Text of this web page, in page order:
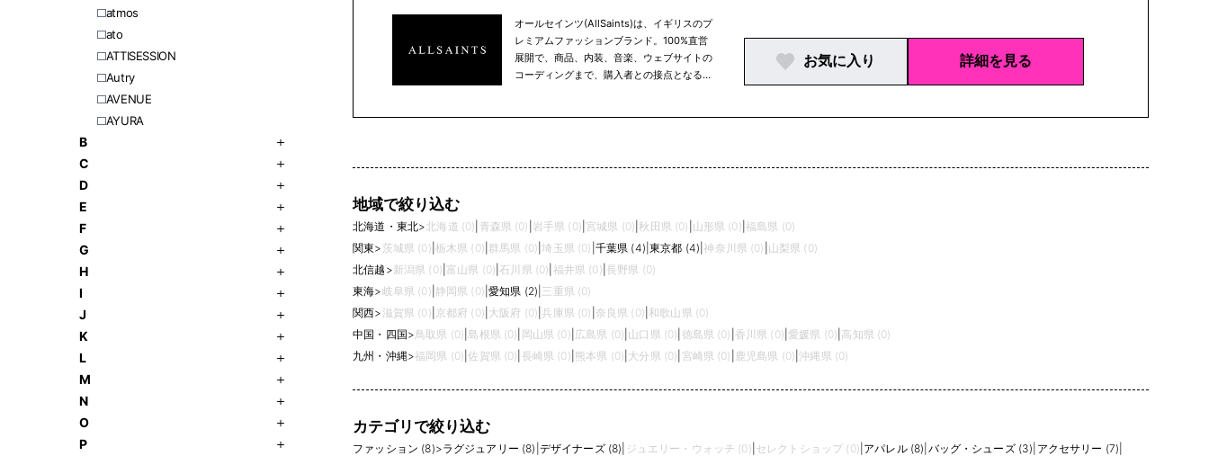
atmos
ato
ATTISESSION
Autry
AVENUE
AYURA
B
C
D
E
F
G
H
I
J
K
L
M
N
O
P
オールセインツ(AllSaints)は、イギリスのプ
レミアムファッションブランド。100%直営
展開で、商品、内装、音楽、ウェブサイトの
コーディングまで、購入者との接点となる場
お気に入り 詳細を見る
地域で絞り込む
北海道・東北>北海道 (0) 青森県 (0) 岩手県 (0) |宮城県 (0) |秋田県 (0) 山形県 (0) 福島県 (0)
関東> 茨城県 (0) 栃木県 (0) 群馬県 (0) |埼玉県 (0) 千葉県 (4) |東京都 (4) |神奈川県 (0) 山梨県 (0)
北信越 >新潟県 (0) |富山県 (0) 石川県 (0) 福井県 (0) 長野県 (0)
東海>岐阜県 (0) 静岡県 (0) |愛知県 (2) 三重県 (0)
関西>滋賀県 (0) 京都府 (0) 大阪府 (0) |兵庫県 (0) 奈良県 (0) |和歌山県 (0)
中国・四国>鳥取県 (0) |島根県 (0) 岡山県 (0) 広島県 (0) 山口県 (0) 徳島県 (0) 香川県 (0) |愛媛県 (0) 高知県 (0)
九州・沖縄>福岡県 (0) |佐賀県 (0) 長崎県 (0) 熊本県 (0) 大分県 (0) 宮崎県 (0) 鹿児島県 (0) |沖縄県 (0)
カテゴリで絞り込む
ファッション (8)>ラグジュアリー (8) デザイナーズ (8) ジュエリー・ウォッチ (0) セレクトショップ (0) アパレル (8) バッグ・シューズ (3) アクセサリー (7)